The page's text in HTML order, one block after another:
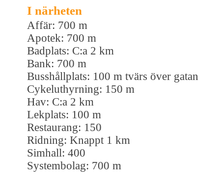
I närheten
Affär: 700 m
Apotek: 700 m
Badplats: C:a 2 km
Bank: 700 m
Busshållplats: 100 m tvärs över gatan
Cykeluthyrning: 150 m
Hav: C:a 2 km
Lekplats: 100 m
Restaurang: 150
Ridning: Knappt 1 km
Simhall: 400
Systembolag: 700 m